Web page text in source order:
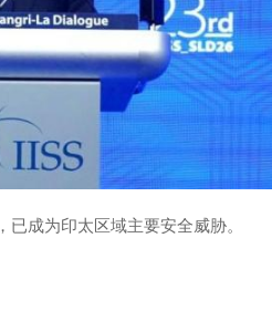
成为印太区域主要安全威胁。